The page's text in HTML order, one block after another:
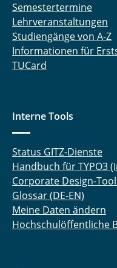
Semestertermine
Lehrveranstaltungen
Studiengänge von A-Z
Informationen für
TUCard
Interne Tools
Status GITZ-Dienste
Handbuch für TYPO3
Corporate Design-
Glossar (DE-EN)
Meine Daten ändern
Hochschulöffentliche